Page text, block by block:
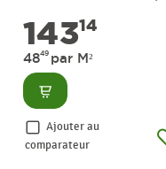
14314
4849 par M²
Consulter
Ajouter au
comparateur